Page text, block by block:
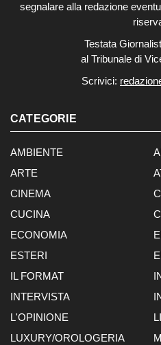
segnalare alla redazione
Testata
al Tribunale di
Scrivici:
CATEGORIE
AMBIENTE
ARTE
CINEMA
CUCINA
ECONOMIA
ESTERI
IL FORMAT
INTERVISTA
L'OPINIONE
LUXURY/OROLOGERIA